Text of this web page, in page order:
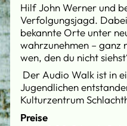
Hilf John Werner und
Verfolgungsjagd.
bekannte Orte unter
wahrzunehmen – ganz
wen, den du nicht
Der Audio Walk ist in
Jugendlichen
Kulturzentrum
Preise